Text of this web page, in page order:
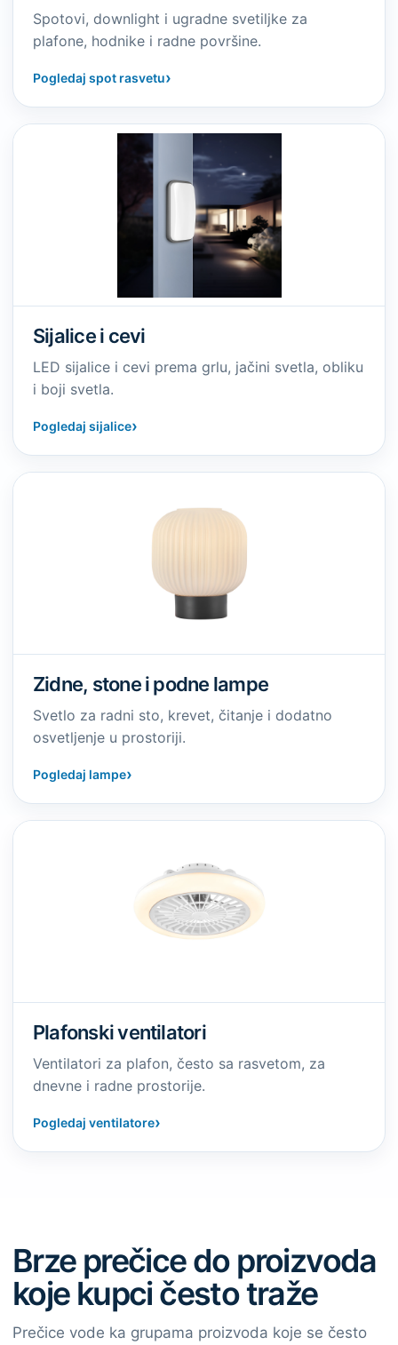
Spotovi, downlight i ugradne svetiljke za
plafone, hodnike i radne površine.
Pogledaj spot rasvetu›
Sijalice i cevi
LED sijalice i cevi prema grlu, jačini svetla, obliku
i boji svetla.
Pogledaj sijalice›
Zidne, stone i podne lampe
Svetlo za radni sto, krevet, čitanje i dodatno
osvetljenje u prostoriji.
Pogledaj lampe›
Plafonski ventilatori
Ventilatori za plafon, često sa rasvetom, za
dnevne i radne prostorije.
Pogledaj ventilatore›
Brze prečice do proizvoda
koje kupci često traže
Prečice vode ka grupama proizvoda koje se često